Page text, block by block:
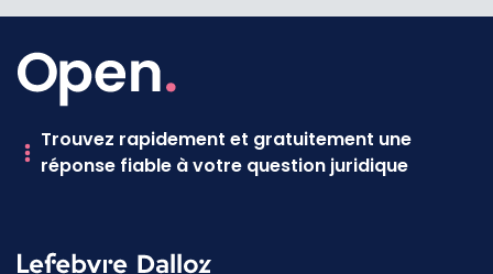
Trouvez rapidement et gratuitement une
réponse fiable à votre question juridique